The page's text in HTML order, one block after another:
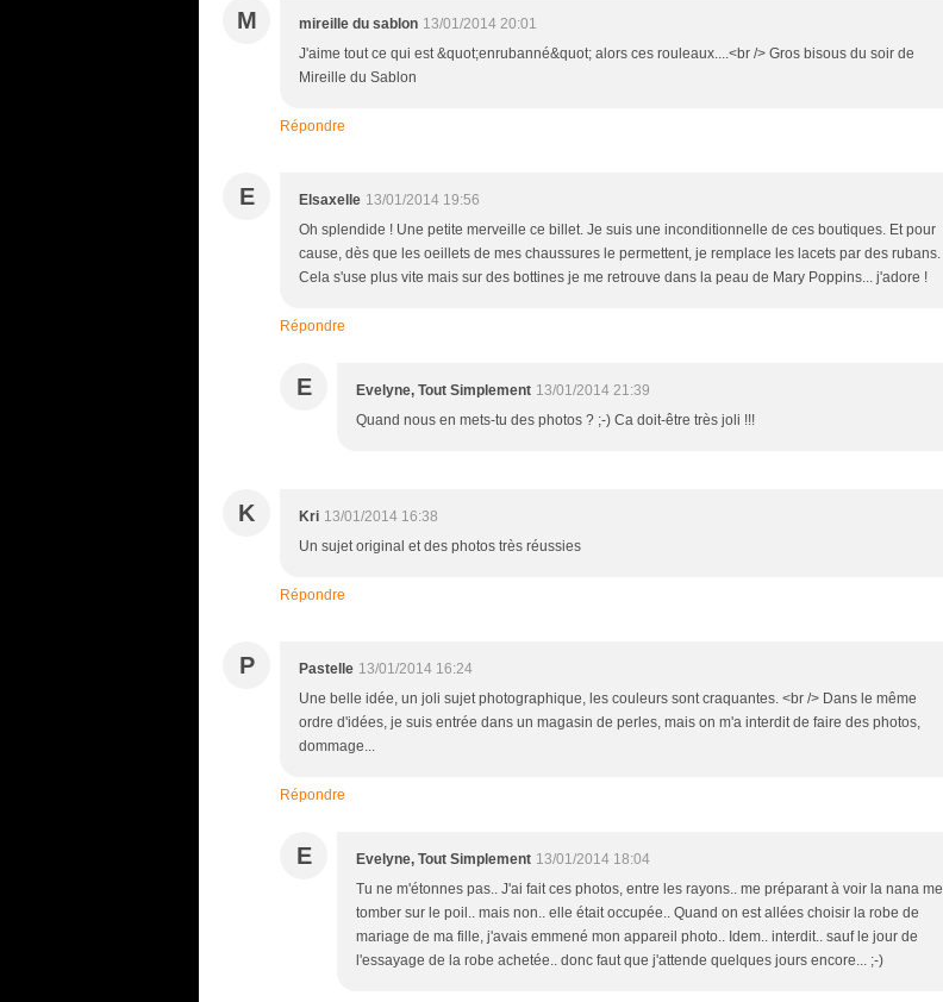
M mireille du sablon 13/01/2014 20:01
J'aime tout ce qui est &quot;enrubanné&quot; alors ces rouleaux....<br /> Gros bisous du soir de
Mireille du Sablon
Répondre
E Elsaxelle 13/01/2014 19:56
Oh splendide ! Une petite merveille ce billet. Je suis une inconditionnelle de ces boutiques. Et pour
cause, dès que les oeillets de mes chaussures le permettent, je remplace les lacets par des rubans.
Cela s'use plus vite mais sur des bottines je me retrouve dans la peau de Mary Poppins... j'adore !
Répondre
E Evelyne, Tout Simplement 13/01/2014 21:39
Quand nous en mets-tu des photos ? ;-) Ca doit-être très joli !!!
K Kri 13/01/2014 16:38
Un sujet original et des photos très réussies
Répondre
P Pastelle 13/01/2014 16:24
Une belle idée, un joli sujet photographique, les couleurs sont craquantes. <br /> Dans le même
ordre d'idées, je suis entrée dans un magasin de perles, mais on m'a interdit de faire des photos,
dommage...
Répondre
E Evelyne, Tout Simplement 13/01/2014 18:04
Tu ne m'étonnes pas.. J'ai fait ces photos, entre les rayons.. me préparant à voir la nana me
tomber sur le poil.. mais non.. elle était occupée.. Quand on est allées choisir la robe de
mariage de ma fille, j'avais emmené mon appareil photo.. Idem.. interdit.. sauf le jour de
l'essayage de la robe achetée.. donc faut que j'attende quelques jours encore... ;-)